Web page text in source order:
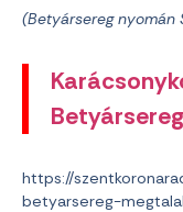
(Betyársereg nyomán
Betyársereg
https://
betyarsereg-